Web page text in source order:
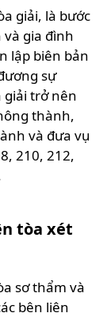
giải, là bước
gia đình
lập biên bản
sự
giải trở nên
thành,
và đưa vụ
210, 212,
tòa xét
sơ thẩm và
bên liên